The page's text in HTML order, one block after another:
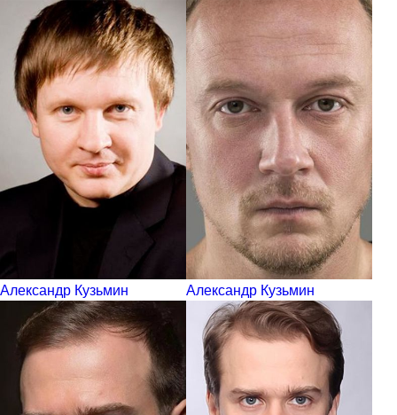
Александр Кузьмин Александр Кузьмин